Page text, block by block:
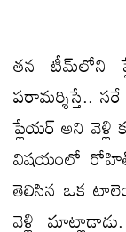
తన టీమ్‌లోని
పరామర్శిస్తే..
ప్లేయర్‌ అని
విషయంలో రోహిత్‌
తెలిసిన ఒక
వెళ్లి